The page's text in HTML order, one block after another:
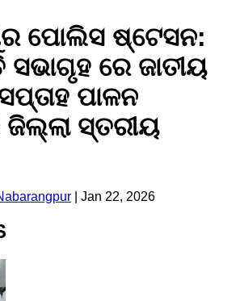
ପୋଲିସ ଷ୍ଟେସନ:
ରେ ଜାତୀୟ
ପାଳନ
ସ୍ତରୀୟ
Jan 22, 2026